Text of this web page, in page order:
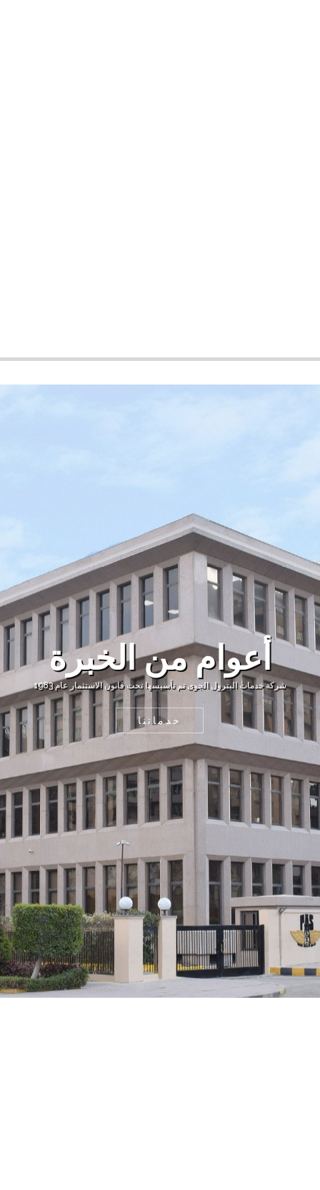
أعوام من الخبرة
شركة خدمات البترول الجوى تم تأسيسها تحت قانون الاستثمار عام 1983
خدماتنا